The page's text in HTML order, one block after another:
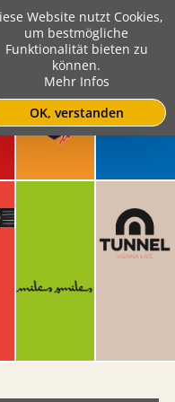
Website nutzt Cookies,
um bestmögliche
Funktionalität bieten zu
können.
Mehr Infos
OK, verstanden